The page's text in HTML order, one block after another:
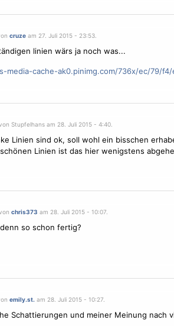
cruzeam 27. Juli 2015 - 23:53.
linien wärs ja noch was...
media-cache-ak0.pinimg.com/736x/ec/79/f4/
Stupfelhans am 28. Juli 2015 - 4:40.
Linien sind ok, soll wohl ein bisschen
Linien ist das hier wenigstens
chris373 am 28. Juli 2015 - 10:07.
so schon fertig?
emily.st. am 28. Juli 2015 - 10:27.
Schattierungen und meiner Meinung nach